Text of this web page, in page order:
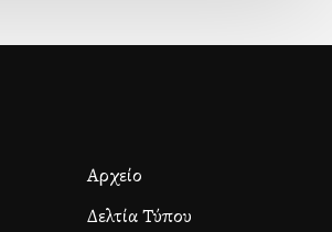
Αρχείο
Δελτία Τύπου